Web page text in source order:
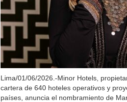
Lima/01/06/2026.-Minor Hotels,
cartera de 640 hoteles operativos y
países, anuncia el nombramiento de